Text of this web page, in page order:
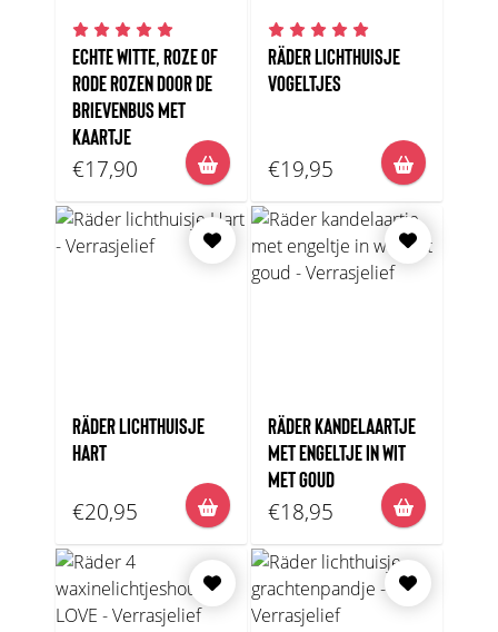
ECHTE WITTE, ROZE OF
RODE ROZEN DOOR DE
BRIEVENBUS MET
KAARTJE
€17,90
RÄDER LICHTHUISJE
VOGELTJES
€19,95
RÄDER LICHTHUISJE
HART
€20,95
RÄDER KANDELAARTJE
MET ENGELTJE IN WIT
MET GOUD
€18,95